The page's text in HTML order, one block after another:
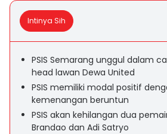
Intinya Sih
PSIS Semarang unggul dalam
head lawan Dewa United
PSIS memiliki modal positif
kemenangan beruntun
PSIS akan kehilangan dua
Brandao dan Adi Satryo